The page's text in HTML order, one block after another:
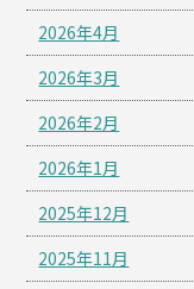
2026年4月
2026年3月
2026年2月
2026年1月
2025年12月
2025年11月